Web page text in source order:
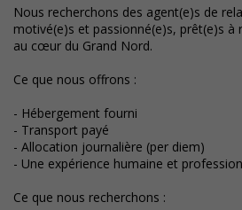
Nous recherchons des agent(e)s de
motivé(e)s et passionné(e)s, prêt(e)s à
au cœur du Grand Nord.
Ce que nous offrons :
- Hébergement fourni
- Transport payé
- Allocation journalière (per diem)
- Une expérience humaine et
Ce que nous recherchons :